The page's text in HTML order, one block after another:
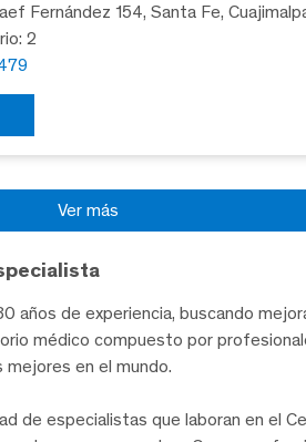
Fernández 154, Santa Fe,
2
Ver más
de experiencia, buscando
médico compuesto por
en el mundo.
de especialistas que laboran en el